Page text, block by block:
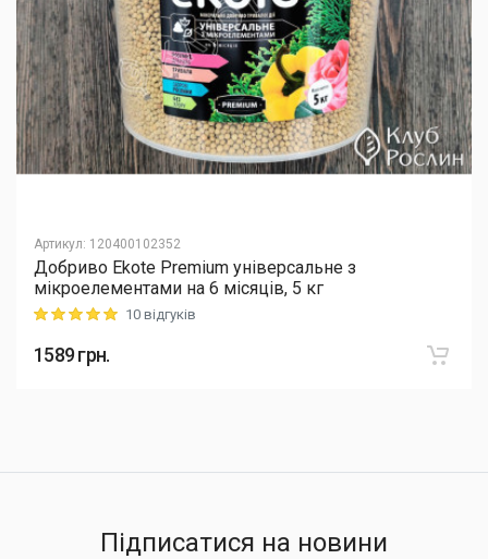
Артикул: 120400102352
Добриво Еkote Premium універсальне з
мікроелементами на 6 місяців, 5 кг
Rating: 5 out of 510 відгуків
1589грн.
Підписатися на новини